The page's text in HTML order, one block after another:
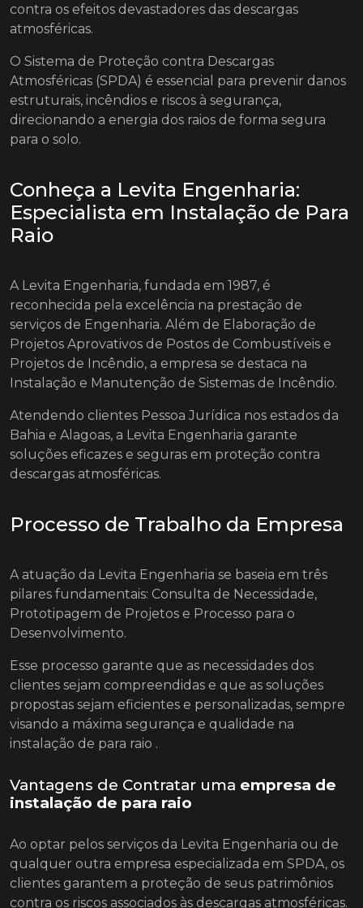
contra os efeitos devastadores das descargas
atmosféricas.
O Sistema de Proteção contra Descargas
Atmosféricas (SPDA) é essencial para prevenir danos
estruturais, incêndios e riscos à segurança,
direcionando a energia dos raios de forma segura
para o solo.
Conheça a Levita Engenharia:
Especialista em Instalação de Para
Raio
A Levita Engenharia, fundada em 1987, é
reconhecida pela excelência na prestação de
serviços de Engenharia. Além de Elaboração de
Projetos Aprovativos de Postos de Combustíveis e
Projetos de Incêndio, a empresa se destaca na
Instalação e Manutenção de Sistemas de Incêndio.
Atendendo clientes Pessoa Jurídica nos estados da
Bahia e Alagoas, a Levita Engenharia garante
soluções eficazes e seguras em proteção contra
descargas atmosféricas.
Processo de Trabalho da Empresa
A atuação da Levita Engenharia se baseia em três
pilares fundamentais: Consulta de Necessidade,
Prototipagem de Projetos e Processo para o
Desenvolvimento.
Esse processo garante que as necessidades dos
clientes sejam compreendidas e que as soluções
propostas sejam eficientes e personalizadas, sempre
visando a máxima segurança e qualidade na
instalação de para raio .
Vantagens de Contratar uma empresa de
instalação de para raio
Ao optar pelos serviços da Levita Engenharia ou de
qualquer outra empresa especializada em SPDA, os
clientes garantem a proteção de seus patrimônios
contra os riscos associados às descargas atmosféricas.